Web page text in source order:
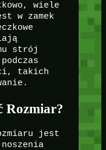
wiele
w zamek
strój
takich
Rozmiar?
jest